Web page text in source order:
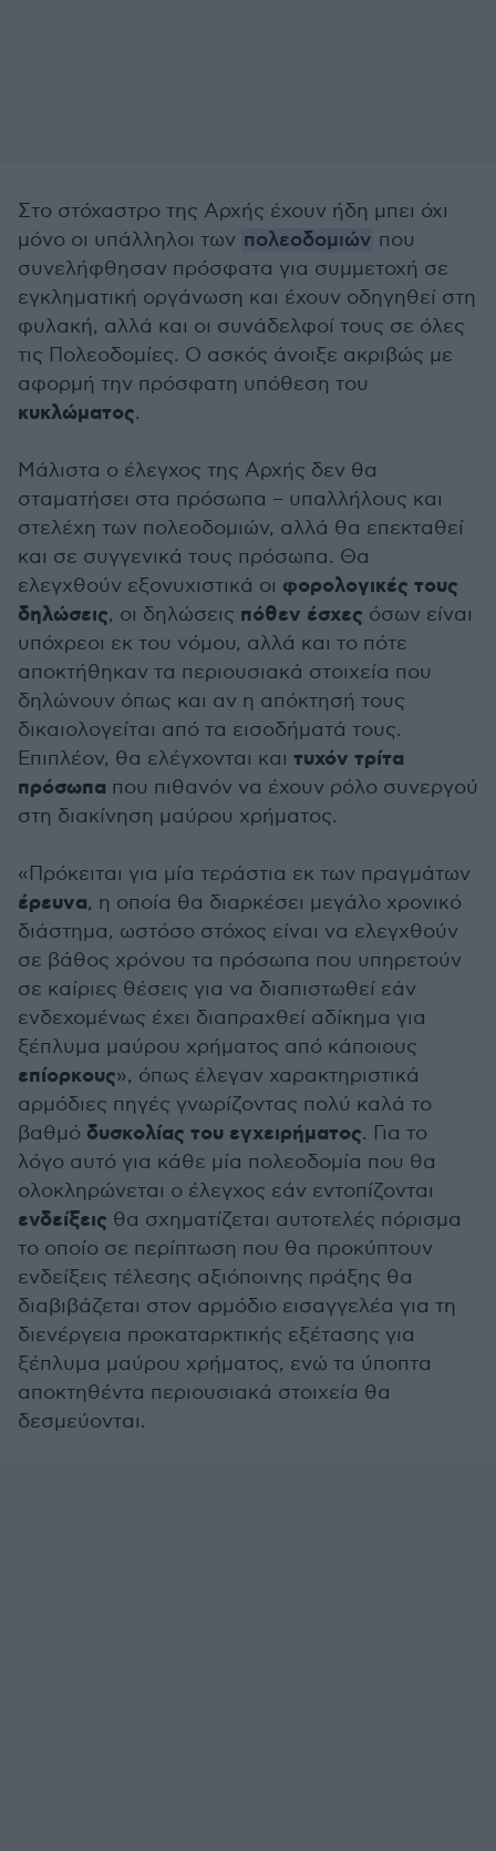
Στο στόχαστρο της Αρχής έχουν ήδη μπει όχι
μόνο οι υπάλληλοι των πολεοδομιών που
συνελήφθησαν πρόσφατα για συμμετοχή σε
εγκληματική οργάνωση και έχουν οδηγηθεί στη
φυλακή, αλλά και οι συνάδελφοί τους σε όλες
τις Πολεοδομίες. Ο ασκός άνοιξε ακριβώς με
αφορμή την πρόσφατη υπόθεση του
κυκλώματος.
Μάλιστα ο έλεγχος της Αρχής δεν θα
σταματήσει στα πρόσωπα – υπαλλήλους και
στελέχη των πολεοδομιών, αλλά θα επεκταθεί
και σε συγγενικά τους πρόσωπα. Θα
ελεγχθούν εξονυχιστικά οι φορολογικές τους
δηλώσεις, οι δηλώσεις πόθεν έσχες όσων είναι
υπόχρεοι εκ του νόμου, αλλά και το πότε
αποκτήθηκαν τα περιουσιακά στοιχεία που
δηλώνουν όπως και αν η απόκτησή τους
δικαιολογείται από τα εισοδήματά τους.
Επιπλέον, θα ελέγχονται και τυχόν τρίτα
πρόσωπα που πιθανόν να έχουν ρόλο συνεργού
στη διακίνηση μαύρου χρήματος.
«Πρόκειται για μία τεράστια εκ των πραγμάτων
έρευνα, η οποία θα διαρκέσει μεγάλο χρονικό
διάστημα, ωστόσο στόχος είναι να ελεγχθούν
σε βάθος χρόνου τα πρόσωπα που υπηρετούν
σε καίριες θέσεις για να διαπιστωθεί εάν
ενδεχομένως έχει διαπραχθεί αδίκημα για
ξέπλυμα μαύρου χρήματος από κάποιους
επίορκους», όπως έλεγαν χαρακτηριστικά
αρμόδιες πηγές γνωρίζοντας πολύ καλά το
βαθμό δυσκολίας του εγχειρήματος. Για το
λόγο αυτό για κάθε μία πολεοδομία που θα
ολοκληρώνεται ο έλεγχος εάν εντοπίζονται
ενδείξεις θα σχηματίζεται αυτοτελές πόρισμα
το οποίο σε περίπτωση που θα προκύπτουν
ενδείξεις τέλεσης αξιόποινης πράξης θα
διαβιβάζεται στον αρμόδιο εισαγγελέα για τη
διενέργεια προκαταρκτικής εξέτασης για
ξέπλυμα μαύρου χρήματος, ενώ τα ύποπτα
αποκτηθέντα περιουσιακά στοιχεία θα
δεσμεύονται.